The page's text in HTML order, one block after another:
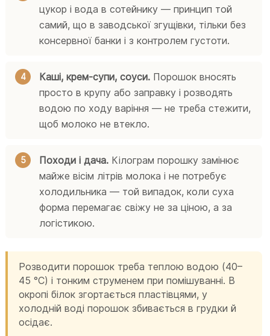
цукор і вода в сотейнику — принцип той
самий, що в заводської згущівки, тільки без
консервної банки і з контролем густоти.
Каші, крем-супи, соуси. Порошок вносять
просто в крупу або заправку і розводять
водою по ходу варіння — не треба стежити,
щоб молоко не втекло.
Походи і дача. Кілограм порошку замінює
майже вісім літрів молока і не потребує
холодильника — той випадок, коли суха
форма перемагає свіжу не за ціною, а за
логістикою.
Розводити порошок треба теплою водою (40–
45 °C) і тонким струменем при помішуванні. В
окропі білок згортається пластівцями, у
холодній воді порошок збивається в грудки й
осідає.